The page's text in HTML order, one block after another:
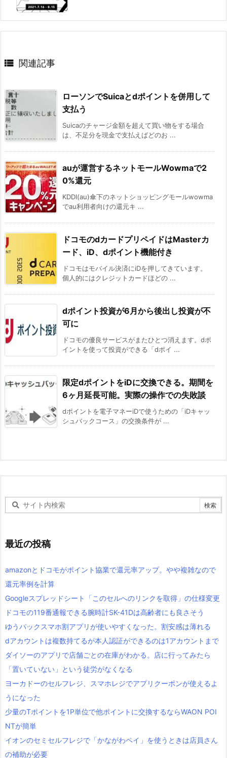
 関連記事
ローソンでSuicaとdポイントを併用して
支払う
Suicaのチャージ金額を超えて買い物をする場合
は、不足分を現金で支払えばどのお ...
auが運営するネットモールWowmaで2
0%還元
KDDI(au)傘下のネットショッピングモールwowma
でau利用者向けの還元キ ...
ドコモのdカードプリペイドはMasterカ
ード、iD、dポイント機能付き
ドコモはモバイル決済にiDを押してきています。
個人的にはクレジットカードほどの ...
dポイント投資が6月から後出し投資が不
可に
ドコモの優良サービスがまたひとつ消えます。dポ
イントを使って投資ができる「dポイ ...
限定dポイントをiDに交換できる。期間を
6ヶ月延長可能。実際の操作での失敗談
dポイントを電子マネーiDで使うための「iDキャッ
シュバックコース」の交換条件が ...
最近の投稿
amazonとドコモがポイント協業で還元率アップ。やや複雑なので
還元率例を計算
Googleスプレッドシート「このセルへのリンクを取得」の仕様変更
ドコモの119番通報できる腕時計SK-41Dは高齢者にも良さそう
ゆうパックスマホ割アプリが使いやすくなった。割安感は薄れる
dアカウントは複数持てるが本人認証ができるのは1アカウントまで
ダイソーのアプリで店舗ごとの在庫がわかる。店に行ってみたら
「置いていない」という徒労がなくなる
ヨーカドーのセルフレジ、スマホレジでアプリクーポンが使えるよ
うになった
少量のTポイントを1P単位で他ポイントに交換するならWAON POI
NTが簡単
イオンのセミセルフレジで「かながわペイ」を使うときは店員さん
の補助が必要